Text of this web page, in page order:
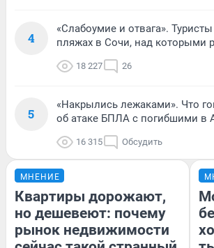
4
«Слабоумие и отвага».
пляжах в Сочи, над которыми
18 227 26
5
«Накрылись лежаками». Что
об атаке БПЛА с погибшими в
16 315 Обсудить
МНЕНИЕ
Квартиры дорожают,
но дешевеют: почему
рынок недвижимости